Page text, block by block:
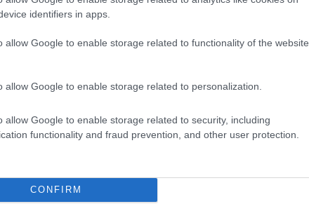
identifiers in apps.
allow Google to enable storage related to functionality of the website
allow Google to enable storage related to personalization.
allow Google to enable storage related to security, including
functionality and fraud prevention, and other user protection.
CONFIRM
και τον εντοπισμό του έτερου δράστη
τη διάρκεια της νοσηλείας του θύματος
οικία του, όπου βρέθηκε και κατασχέθηκε ένα
του σχηματίστηκε αυτοτελής δικογραφία για